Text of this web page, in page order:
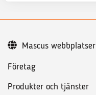
Företag
Produkter och tjänster
Mascus webbplatser